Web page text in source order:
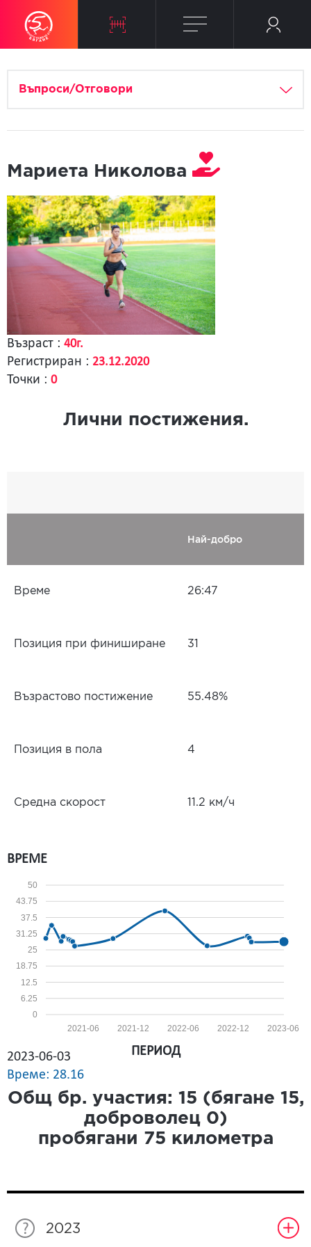
Въпроси/Отговори
Мариета Николова
Възраст : 40г.
Регистриран : 23.12.2020
Точки : 0
Лични постижения.
Най-добро
Време 26:47
Позиция при финиширане 31
Възрастово постижение 55.48%
Позиция в пола 4
Средна скорост 11.2 км/ч
ВРЕМЕ
0
6.25
12.5
18.75
25
31.25
37.5
43.75
50
2023-06
2022-12
2022-06
2021-12
2021-06
2023-06-03
Време: 28.16
ПЕРИОД
Общ бр. участия: 15 (бягане 15,
доброволец 0)
пробягани 75 километра
2023